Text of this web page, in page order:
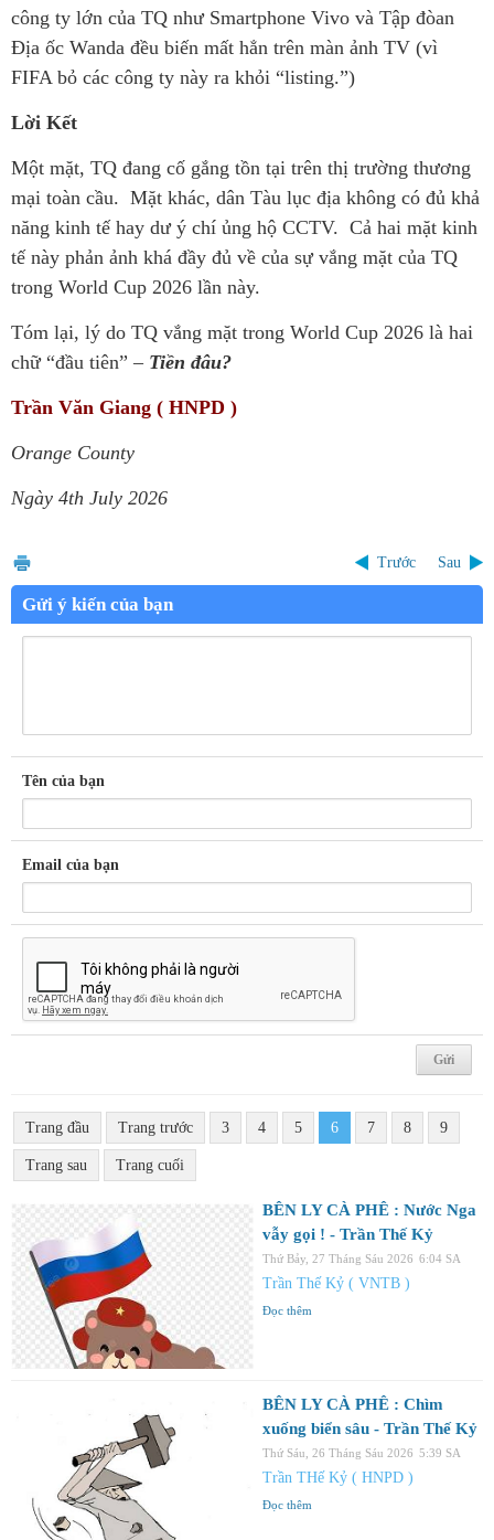
công ty lớn của TQ như Smartphone Vivo và Tập đòan
Địa ốc Wanda đều biến mất hẳn trên màn ảnh TV (vì
FIFA bỏ các công ty này ra khỏi “listing.”)
Lời Kết
Một mặt, TQ đang cố gắng tồn tại trên thị trường thương
mại toàn cầu. Mặt khác, dân Tàu lục địa không có đủ khả
năng kinh tế hay dư ý chí ủng hộ CCTV. Cả hai mặt kinh
tế này phản ảnh khá đầy đủ về của sự vắng mặt của TQ
trong World Cup 2026 lần này.
Tóm lại, lý do TQ vắng mặt trong World Cup 2026 là hai
chữ “đầu tiên” – Tiền đâu?
Trần Văn Giang ( HNPD )
Orange County
Ngày 4th July 2026
Trước Sau
Gửi ý kiến của bạn
Tên của bạn
Email của bạn
Trang đầu Trang trước 3 4 5 6 7 8 9
Trang sau Trang cuối
BÊN LY CÀ PHÊ : Nước Nga
vẫy gọi ! - Trần Thế Kỷ
Thứ Bảy, 27 Tháng Sáu 2026 6:04 SA
Trần Thế Kỷ ( VNTB )
Đọc thêm
BÊN LY CÀ PHÊ : Chìm
xuống biển sâu - Trần Thế Kỷ
Thứ Sáu, 26 Tháng Sáu 2026 5:39 SA
Trần THế Kỷ ( HNPD )
Đọc thêm